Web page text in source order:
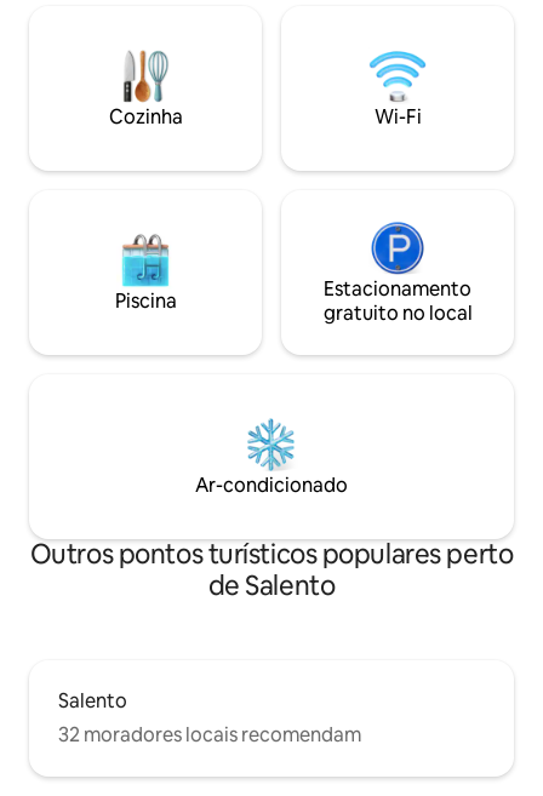
Cozinha Wi-Fi
Piscina
Estacionamento
gratuito no local
Ar-condicionado
Outros pontos turísticos populares perto
de Salento
Salento
32 moradores locais recomendam